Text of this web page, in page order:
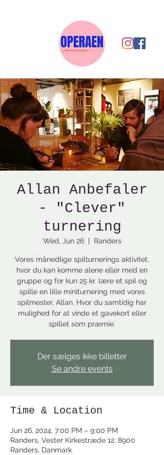
Allan Anbefaler
- "Clever"
turnering
Wed, Jun 26
  |
Randers
Vores månedlige spilturnerings aktivitet,
hvor du kan komme alene eller med en
gruppe og for kun 25 kr. lære et spil og
spille en lille miniturnering med vores
spilmester, Allan. Hvor du samtidig har
mulighed for at vinde et gavekort eller
spillet som præmie.
Der sælges ikke billetter
Se andre events
Time & Location
Jun 26, 2024, 7:00 PM – 9:00 PM
Randers, Vester Kirkestræde 12, 8900
Randers, Danmark